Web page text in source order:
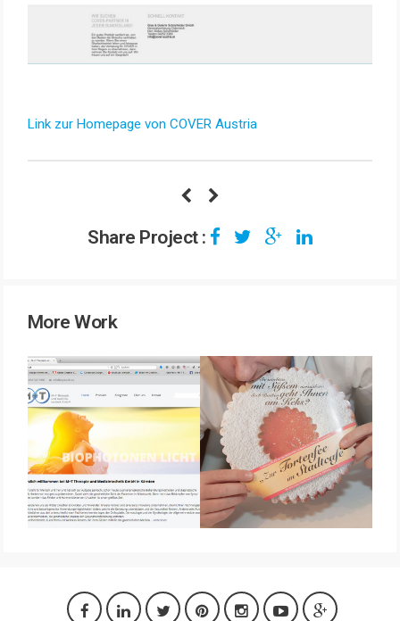
Link zur Homepage von COVER Austria
Share Project :
More Work